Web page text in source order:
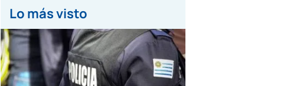
Lo más visto